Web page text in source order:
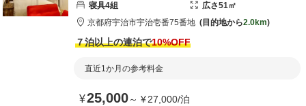
寝具4組 広さ51㎡
京都府宇治市宇治壱番75番地 目的地から2.0km
７泊以上の連泊で10%OFF
直近1か月の参考料金
¥25,000～ ¥27,000/泊